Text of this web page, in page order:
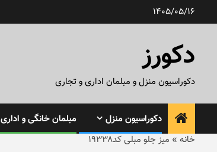
1405/05/16
دکورز
دکوراسیون منزل و مبلمان اداری و تجاری
دکوراسیون منزل مبلمان خانگی و اداری
خانه » میز جلو مبلی کد۱۹۳۳۸